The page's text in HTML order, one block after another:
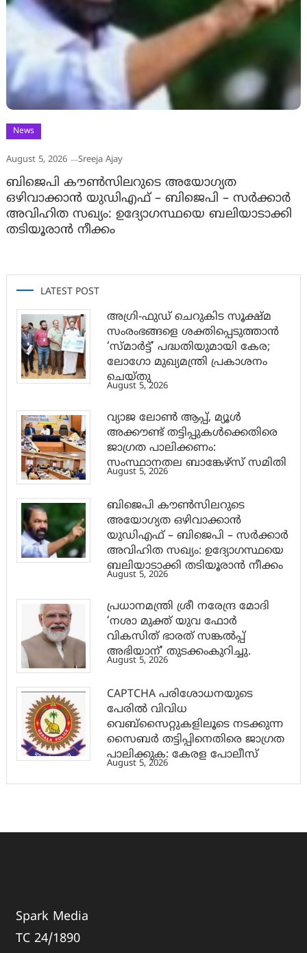
News
August 5, 2026 Sreeja Ajay
ബിജെപി കൗൺസിലറുടെ അയോഗ്യത
ഒഴിവാക്കാൻ യുഡിഎഫ് – ബിജെപി – സർക്കാർ
അവിഹിത സഖ്യം: ഉദ്യോഗസ്ഥയെ ബലിയാടാക്കി
തടിയൂരാൻ നീക്കം
LATEST POST
അഗ്രി-ഫുഡ് ചെറുകിട സൂക്ഷ്മ
സംരംഭങ്ങളെ ശക്തിപ്പെടുത്താന്‍
‘സ്മാര്‍ട്ട്’ പദ്ധതിയുമായി കേര;
ലോഗോ മുഖ്യമന്ത്രി പ്രകാശനം
ചെയ്തു
August 5, 2026
വ്യാജ ലോൺ ആപ്പ്, മ്യൂൾ
അക്കൗണ്ട് തട്ടിപ്പുകൾക്കെതിരെ
ജാ​ഗ്രത പാലിക്കണം:
സംസ്ഥാനതല ബാങ്കേഴ്സ് സമിതി
August 5, 2026
ബിജെപി കൗൺസിലറുടെ
അയോഗ്യത ഒഴിവാക്കാൻ
യുഡിഎഫ് – ബിജെപി – സർക്കാർ
അവിഹിത സഖ്യം: ഉദ്യോഗസ്ഥയെ
ബലിയാടാക്കി തടിയൂരാൻ നീക്കം
August 5, 2026
പ്രധാനമന്ത്രി ശ്രീ നരേന്ദ്ര മോദി
‘നശാ മുക്ത് യുവ ഫോർ
വികസിത് ഭാരത് സങ്കൽപ്പ്
അഭിയാന്’ തുടക്കംകുറിച്ചു.
August 5, 2026
CAPTCHA പരിശോധനയുടെ
പേരില്‍ വിവിധ
വെബ്സൈറ്റുകളിലൂടെ നടക്കുന്ന
സൈബര്‍ തട്ടിപ്പിനെതിരെ ജാഗ്രത
പാലിക്കുക: കേരള പോലീസ്
August 5, 2026
Spark Media
TC 24/1890